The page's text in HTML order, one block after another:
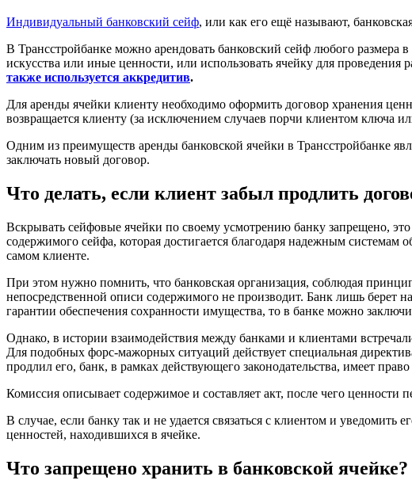
Индивидуальный банковский сейф, или как его ещё называют,
В Трансстройбанке можно арендовать банковский сейф любого
искусства или иные ценности, или использовать ячейку для
также используется аккредитив.
Для аренды ячейки клиенту необходимо оформить договор хранения
возвращается клиенту (за исключением случаев порчи клиентом ключа
Одним из преимуществ аренды банковской ячейки в Трансстройбанке
заключать новый договор.
Что делать, если клиент забыл продлить
Вскрывать сейфовые ячейки по своему усмотрению банку запрещено,
содержимого сейфа, которая достигается благодаря надежным
самом клиенте.
При этом нужно помнить, что банковская организация, соблюдая
непосредственной описи содержимого не производит. Банк лишь берет
гарантии обеспечения сохранности имущества, то в банке можно
Однако, в истории взаимодействия между банками и клиентами
Для подобных форс-мажорных ситуаций действует специальная
продлил его, банк, в рамках действующего законодательства, имеет
Комиссия описывает содержимое и составляет акт, после чего ценности
В случае, если банку так и не удается связаться с клиентом и
ценностей, находившихся в ячейке.
Что запрещено хранить в банковской ячейке?